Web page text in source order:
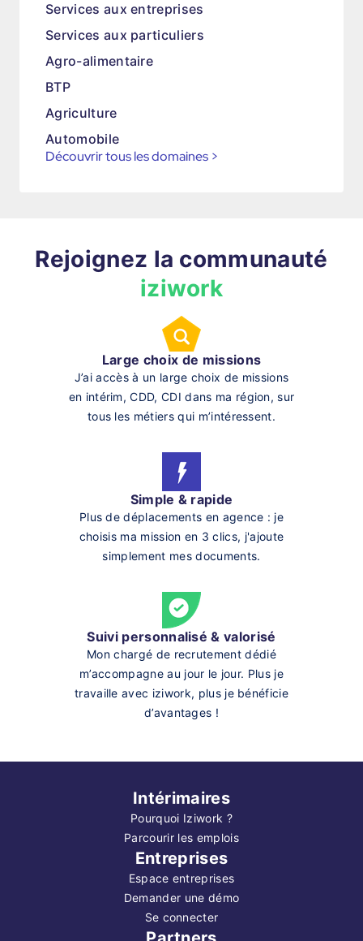
Services aux entreprises
Services aux particuliers
Agro-alimentaire
BTP
Agriculture
Automobile
Découvrir tous les domaines >
Rejoignez la communauté
iziwork
Large choix de missions
J’ai accès à un large choix de missions
en intérim, CDD, CDI dans ma région, sur
tous les métiers qui m’intéressent.
Simple & rapide
Plus de déplacements en agence : je
choisis ma mission en 3 clics, j'ajoute
simplement mes documents.
Suivi personnalisé & valorisé
Mon chargé de recrutement dédié
m’accompagne au jour le jour. Plus je
travaille avec iziwork, plus je bénéficie
d’avantages !
Intérimaires
Pourquoi Iziwork ?
Parcourir les emplois
Entreprises
Espace entreprises
Demander une démo
Se connecter